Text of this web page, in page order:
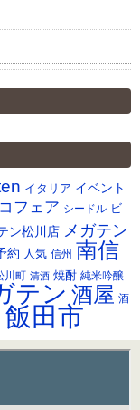
イタリア イベント
フェア シードル ビ
ン松川店 メガテン
約 人気 信州 南信
川町 清酒 焼酎 純米吟醸
テン 酒屋 酒
飯田市